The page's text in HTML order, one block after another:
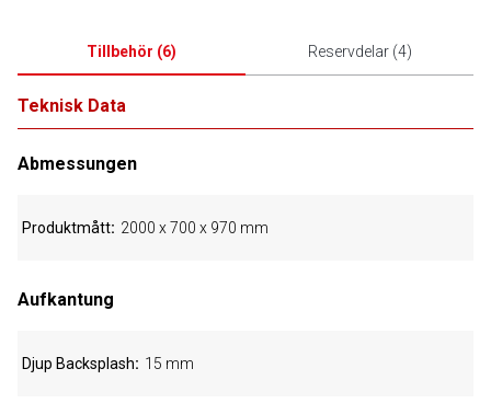
Tillbehör (6) Reservdelar(4)
Teknisk Data
Abmessungen
Produktmått 2000 x 700 x 970 mm
Aufkantung
Djup Backsplash 15 mm